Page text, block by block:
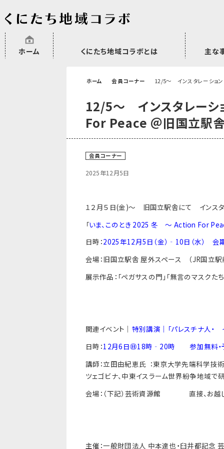
ホーム くにたち地域コラボとは 主な
ホーム 会員コーナー 12/5～ インスタレーショ
12/5～ インスタレーシ
For Peace ＠旧国立駅
会員コーナー
2025年12月5日
１２月５日(金)〜 旧国立駅舎にて インスタ
「いま、このとき 2025 冬
～ Action For
日時：2025年12月5日（金）‐10日（水）
会
会場：旧国立駅舎 屋外スペース （JR国立駅
展示作品：「ペガサスの門」「無言のマスクた
関連イベント｜ 特別講演｜「パレスチナ人・
日時：12月6日㊐18時‐20時 参加無料・
講師：立田由紀恵氏 ：東京大学先端科学技
ツェゴビナ、中東イスラーム世界紛争地域で
会場：（下記）芸術資源館 直接、お越し
主催：一般財団法人 中本達也・臼井都記念